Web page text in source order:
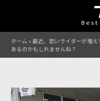
ホーム »最近、若いライダーが増
あるのかもしれませんね？